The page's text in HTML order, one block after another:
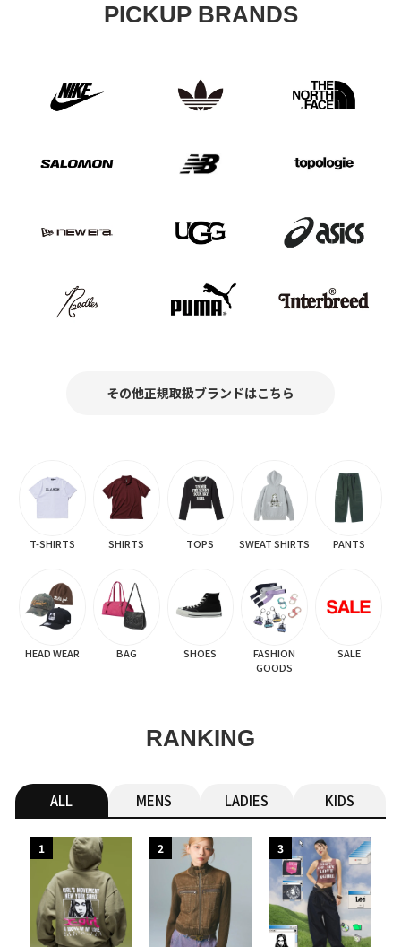
PICKUP BRANDS
その他正規取扱ブランドはこちら
T-SHIRTS SHIRTS TOPS SWEAT SHIRTS PANTS
HEAD WEAR BAG SHOES
FASHION
GOODS
SALE
RANKING
ALL MENS LADIES KIDS
1 2 3